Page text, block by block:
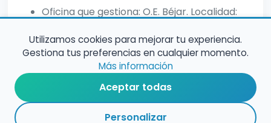
Oficina que gestiona: O.E. Béjar. Localidad:
Utilizamos cookies para mejorar tu experiencia.
Gestiona tus preferencias en cualquier momento.
Más información
Aceptar todas
Personalizar